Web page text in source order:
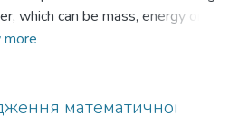
вимогами. Для
таких похибок
метод інтегральної
який дозволяє за результатами
which can be mass, energy or
pulse, are being considered. It is
modelling generally consider
processes of mass, heat energy
more
математичної